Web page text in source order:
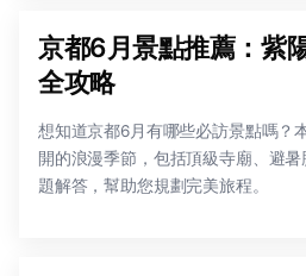
京都6月景點推薦：紫
全攻略
想知道京都6月有哪些必訪景點嗎？
開的浪漫季節，包括頂級寺廟、避
題解答，幫助您規劃完美旅程。